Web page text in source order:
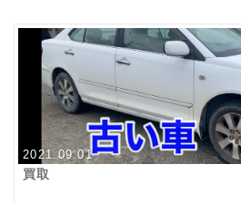
2021.09.01
買取